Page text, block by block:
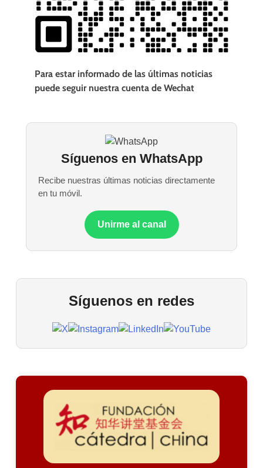
Para estar informado de las últimas noticias
puede seguir nuestra cuenta de Wechat
Síguenos en WhatsApp
Recibe nuestras últimas noticias directamente
en tu móvil.
Unirme al canal
Síguenos en redes